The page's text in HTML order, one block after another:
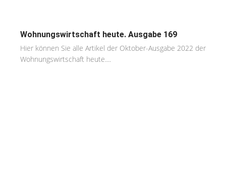
Wohnungswirtschaft heute. Ausgabe 169
Hier können Sie alle Artikel der Oktober-Ausgabe 2022 der
Wohnungswirtschaft heute....